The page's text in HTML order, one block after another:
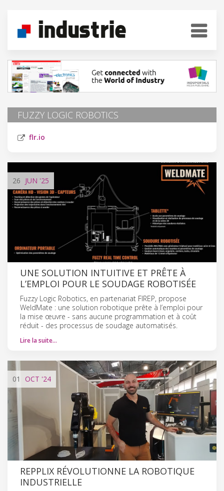
FUZZY LOGIC ROBOTICS
flr.io
26 JUN '25
UNE SOLUTION INTUITIVE ET PRÊTE À
L’EMPLOI POUR LE SOUDAGE ROBOTISÉE
Fuzzy Logic Robotics, en partenariat FIREP, propose
WeldMate : une solution robotique prête à l’emploi pour
la mise œuvre - sans aucune programmation et à coût
réduit - des processus de soudage automatisés.
Lire la suite…
01 OCT '24
REPPLIX RÉVOLUTIONNE LA ROBOTIQUE
INDUSTRIELLE